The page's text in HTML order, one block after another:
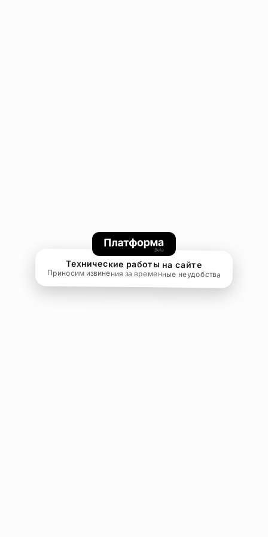
Технические работы на сайте
Приносим извинения за временные неудобства